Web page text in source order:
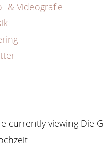
& Videografie